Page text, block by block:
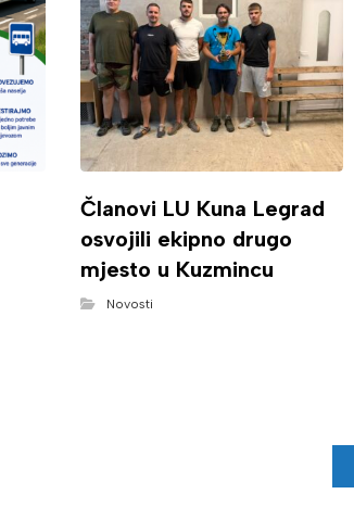
Članovi LU Kuna Legrad
osvojili ekipno drugo
mjesto u Kuzmincu
Novosti